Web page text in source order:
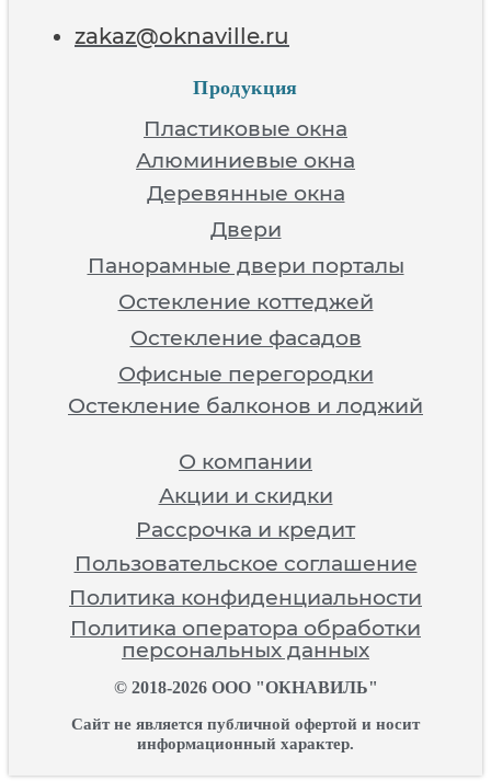
zakaz@oknaville.ru
Продукция
Пластиковые окна
Алюминиевые окна
Деревянные окна
Двери
Панорамные двери порталы
Остекление коттеджей
Остекление фасадов
Офисные перегородки
Остекление балконов и лоджий
О компании
Акции и скидки
Рассрочка и кредит
Пользовательское соглашение
Политика конфиденциальности
Политика оператора обработки
персональных данных
© 2018-2026 ООО "ОКНАВИЛЬ"
Сайт не является публичной офертой и носит
информационный характер.